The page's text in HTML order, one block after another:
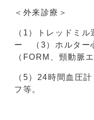
＜外来診療＞
（1）トレッドミ
ー （3）ホルター
（FORM、頸動脈
（5）24時間血圧
フ等。